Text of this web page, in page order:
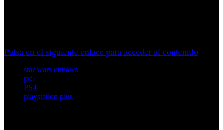
Pulsa en el siguiente enlace para acceder al contenido
star wars outlaws
ps5
PS4
playstation plus